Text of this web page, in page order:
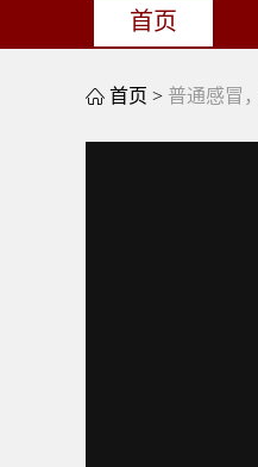
首页
首页 > 普通感冒